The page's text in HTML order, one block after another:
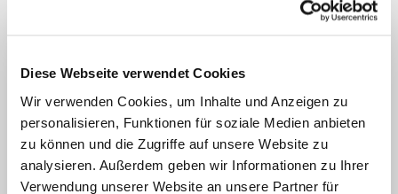
Diese Webseite verwendet Cookies
Wir verwenden Cookies, um Inhalte und Anzeigen zu
personalisieren, Funktionen für soziale Medien anbieten
zu können und die Zugriffe auf unsere Website zu
analysieren. Außerdem geben wir Informationen zu Ihrer
Verwendung unserer Website an unsere Partner für
der Leiter der Staatskanzlei, Minister
Nathael Liminski (CDU), "das Miteinander
mit der Landesregierung". In einer
Nebenbemerkung äußerte Liminski
Unverständnis für die jüngste Äußerung